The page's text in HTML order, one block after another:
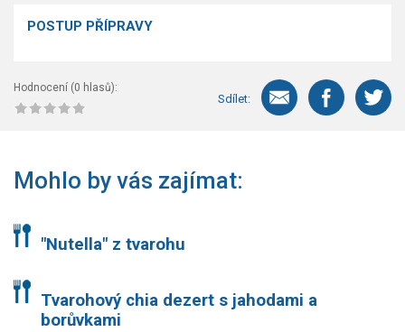
POSTUP PŘÍPRAVY
Hodnocení (0 hlasů):
Sdílet:
Mohlo by vás zajímat:
"Nutella" z tvarohu
Tvarohový chia dezert s jahodami a
borůvkami